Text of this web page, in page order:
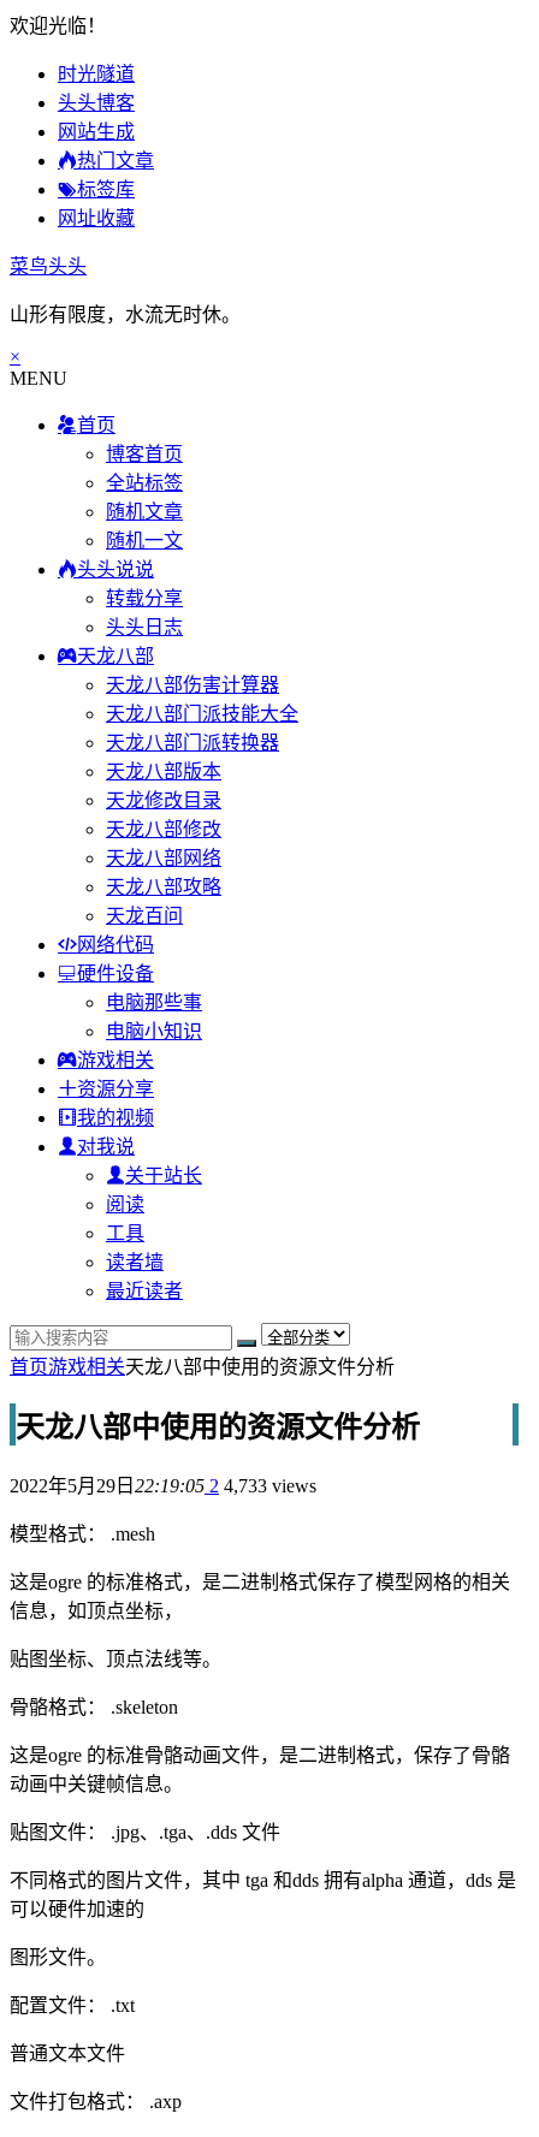
欢迎光临！
时光隧道
头头博客
网站生成
热门文章
标签库
网址收藏
菜鸟头头
山形有限度，水流无时休。
×
MENU
首页
博客首页
全站标签
随机文章
随机一文
头头说说
转载分享
头头日志
天龙八部
天龙八部伤害计算器
天龙八部门派技能大全
天龙八部门派转换器
天龙八部版本
天龙修改目录
天龙八部修改
天龙八部网络
天龙八部攻略
天龙百问
网络代码
硬件设备
电脑那些事
电脑小知识
游戏相关
资源分享
我的视频
对我说
关于站长
阅读
工具
读者墙
最近读者
首页游戏相关天龙八部中使用的资源文件分析
天龙八部中使用的资源文件分析
2022年5月29日 22:19:05 2 4,733 views
模型格式： .mesh
这是ogre 的标准格式，是二进制格式保存了模型网格的相关
信息，如顶点坐标，
贴图坐标、顶点法线等。
骨骼格式： .skeleton
这是ogre 的标准骨骼动画文件，是二进制格式，保存了骨骼
动画中关键帧信息。
贴图文件： .jpg、.tga、.dds 文件
不同格式的图片文件，其中 tga 和dds 拥有alpha 通道，dds 是
可以硬件加速的
图形文件。
配置文件： .txt
普通文本文件
文件打包格式： .axp